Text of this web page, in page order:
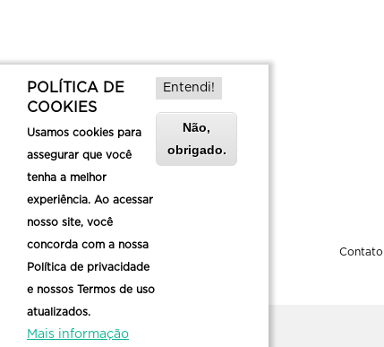
Sobre a Belotur Contato
POLÍTICA DE
COOKIES
Usamos cookies para
assegurar que você
tenha a melhor
experiência. Ao acessar
nosso site, você
concorda com a nossa
Política de privacidade
e nossos Termos de uso
atualizados.
Mais informação
Entendi!
Não,
obrigado.